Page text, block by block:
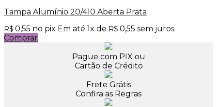
Tampa Alumínio 20/410 Aberta Prata
R$ 0,55 no pix Em até 1x de R$ 0,55 sem juros
Comprar
Pague com PIX ou
Cartão de Crédito
Frete Grátis
Confira as Regras